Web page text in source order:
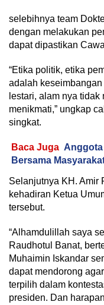
selebihnya team
dengan melakukan
dapat dipastikan
“Etika politik, etika
adalah
lestari, alam nya
menikmati,” ungkap
singkat.
Baca Juga
Bersama
Selanjutnya KH. Amir
kehadiran Ketua
tersebut.
“Alhamdulillah saya
Raudhotul Banat,
Muhaimin Iskandar
dapat mendorong
terpilih dalam
presiden. Dan